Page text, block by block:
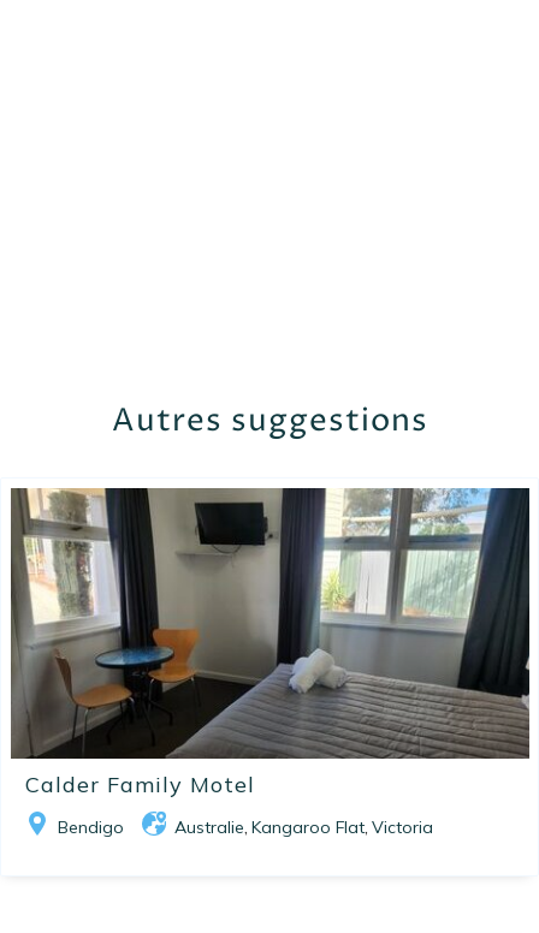
Autres suggestions
Calder Family Motel
Bendigo Australie, Kangaroo Flat, Victoria